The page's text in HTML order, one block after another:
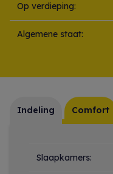
Op verdieping:
Algemene staat:
Indeling Comfort
Indeling
Slaapkamers: